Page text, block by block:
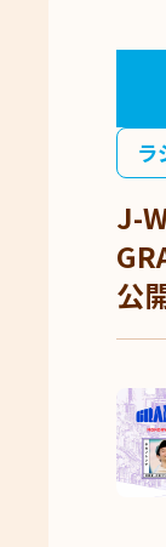
ラ
J-
公